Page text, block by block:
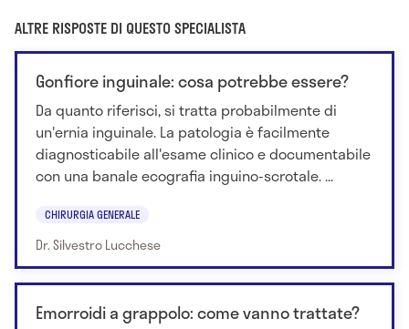
ALTRE RISPOSTE DI QUESTO SPECIALISTA
Gonfiore inguinale: cosa potrebbe essere?
Da quanto riferisci, si tratta probabilmente di
un'ernia inguinale. La patologia è facilmente
diagnosticabile all'esame clinico e documentabile
con una banale ecografia inguino-scrotale. ...
CHIRURGIA GENERALE
Dr. Silvestro Lucchese
Emorroidi a grappolo: come vanno trattate?